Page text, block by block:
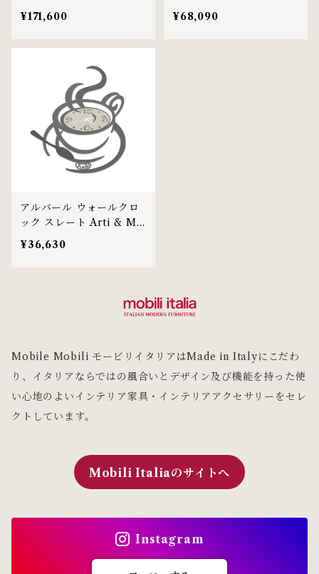
& Mestieri社
¥171,600
ズ Arti & Mestieri社
¥68,090
アルバール ウォールクロ
ック スレート Arti & Me
stieri社
¥36,630
Mobile Mobili モービリイタリアはMade in Italyにこだわ
り、イタリアならではの風合いとデザイン及び機能を持った使
い心地のよいインテリア家具・インテリアアクセサリーをセレ
クトしています。
Mobili Italiaのサイトへ
Instagram